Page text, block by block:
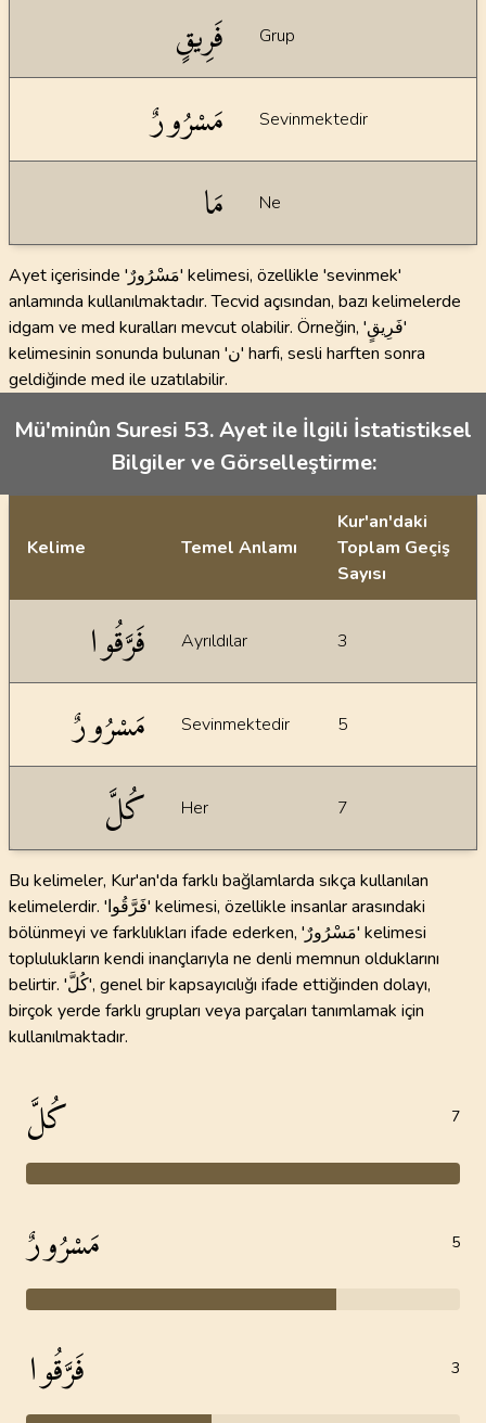
فَرِيقٍ Grup
مَسْرُورٌ Sevinmektedir
مَا Ne
Ayet içerisinde 'مَسْرُورٌ' kelimesi, özellikle 'sevinmek'
anlamında kullanılmaktadır. Tecvid açısından, bazı kelimelerde
idgam ve med kuralları mevcut olabilir. Örneğin, 'فَرِيقٍ'
kelimesinin sonunda bulunan 'ن' harfi, sesli harften sonra
geldiğinde med ile uzatılabilir.
Mü'minûn Suresi 53. Ayet ile İlgili İstatistiksel
Bilgiler ve Görselleştirme:
Kelime Temel Anlamı
Kur'an'daki
Toplam Geçiş
Sayısı
فَرَّقُوا Ayrıldılar 3
مَسْرُورٌ Sevinmektedir 5
كُلَّ Her 7
Bu kelimeler, Kur'an'da farklı bağlamlarda sıkça kullanılan
kelimelerdir. 'فَرَّقُوا' kelimesi, özellikle insanlar arasındaki
bölünmeyi ve farklılıkları ifade ederken, 'مَسْرُورٌ' kelimesi
toplulukların kendi inançlarıyla ne denli memnun olduklarını
belirtir. 'كُلَّ', genel bir kapsayıcılığı ifade ettiğinden dolayı,
birçok yerde farklı grupları veya parçaları tanımlamak için
kullanılmaktadır.
كُلَّ 7
مَسْرُورٌ 5
فَرَّقُوا 3